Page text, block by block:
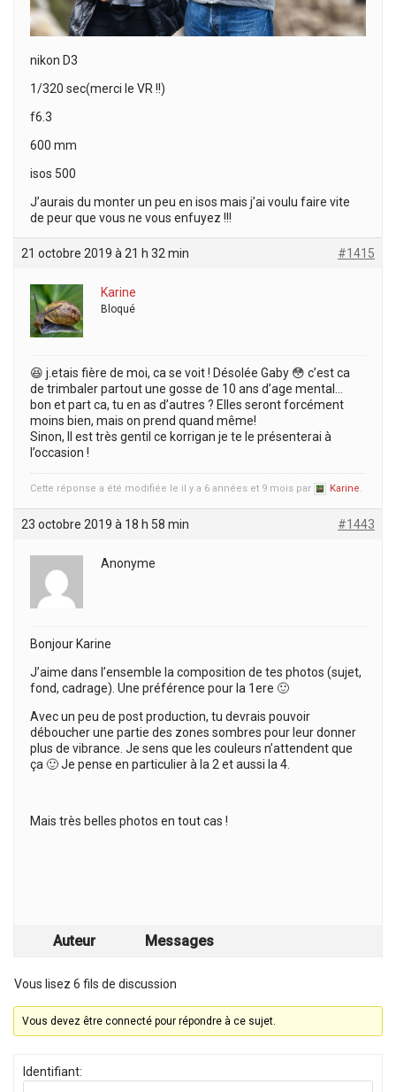
nikon D3
1/320 sec(merci le VR !!)
f6.3
600 mm
isos 500
J’aurais du monter un peu en isos mais j’ai voulu faire vite
de peur que vous ne vous enfuyez !!!
21 octobre 2019 à 21 h 32 min #1415
Karine
Bloqué
😆 j.etais fière de moi, ca se voit ! Désolée Gaby 😳 c’est ca
de trimbaler partout une gosse de 10 ans d’age mental…
bon et part ca, tu en as d’autres ? Elles seront forcément
moins bien, mais on prend quand même!
Sinon, Il est très gentil ce korrigan je te le présenterai à
l’occasion !
Cette réponse a été modifiée le il y a 6 années et 9 mois par Karine.
23 octobre 2019 à 18 h 58 min #1443
Anonyme
Bonjour Karine
J’aime dans l’ensemble la composition de tes photos (sujet,
fond, cadrage). Une préférence pour la 1ere 🙂
Avec un peu de post production, tu devrais pouvoir
déboucher une partie des zones sombres pour leur donner
plus de vibrance. Je sens que les couleurs n’attendent que
ça 🙂 Je pense en particulier à la 2 et aussi la 4.
Mais très belles photos en tout cas !
Auteur Messages
Vous lisez 6 fils de discussion
Vous devez être connecté pour répondre à ce sujet.
Identifiant: